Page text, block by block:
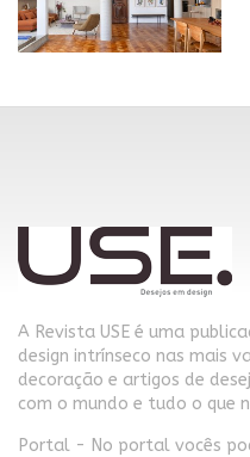
A Revista USE é uma
design intrínseco nas mais
decoração e artigos de
com o mundo e tudo o que
Portal - No portal vocês